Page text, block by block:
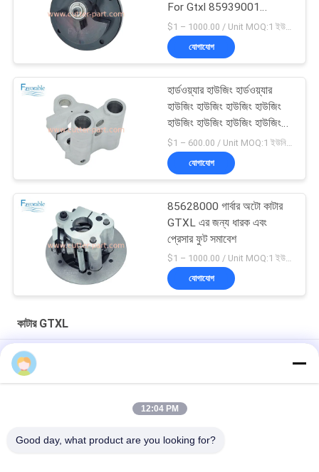
For Gtxl 85939001
এইচটিএক্সএল 85939001 এর
জন্য ক্র্যাঙ্কশ্যাফ্ট সমাবেশ
যোগাযোগ
হার্ডওয়্যার হাউজিং হার্ডওয়্যার
হাউজিং হাউজিং হাউজিং হাউজিং
হাউজিং হাউজিং হাউজিং হাউজিং
হাউজিং হাউজিং হাউজিং হাউজিং
হাউজিং হাউজিং হাউজিং হাউজিং
হাউজিং হাউজিং হাউজিং হাউজিং
যোগাযোগ
85628000 গার্বার অটো কাটার
GTXL এর জন্য ধারক এবং
প্রেসার ফুট সমাবেশ
$1 – 1000.00 / Unit MOQ:1 ইউনিট/ইউনিট অবহেলিত
যোগাযোগ
কাটার GTXL
ক্ল্যাম্প ড্রিল স্প্লিট হাব কাটার জন্য সংশোধিত GTXL টেক্সটাইল মেশিন 86545000
আসল অটো কাটার GTXL 586500067 কিট বেল্ট স্প্রিং সহ (রিপাবলিক ব্লোয়ার্স)
238500035 অটো কাটার জিটিএক্সএল মেশিন ব্রাশ এনপ্রোটেক এইচ # এল 00286-1
12:04 PM
Good day, what product are you looking for?